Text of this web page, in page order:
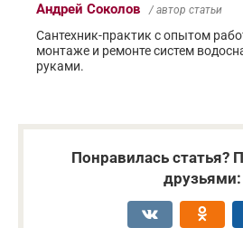
Андрей Соколов / автор статьи
Сантехник-практик с опытом
монтаже и ремонте систем
руками.
Понравилась статья?
друзьями: